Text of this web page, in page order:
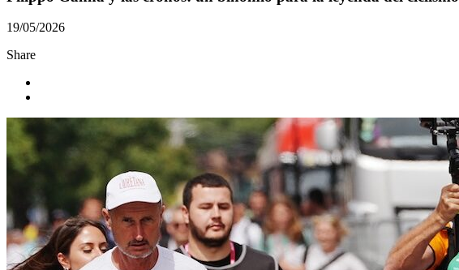
19/05/2026
Share